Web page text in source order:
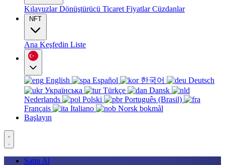
KılavuzlarDönüştürücü Ticaret FiyatlarCüzdanlar
NFT
Ana Keşfedin Liste
English Español 한국어
Deutsch
Українська
Türkçe
Dansk
Nederlands
Polski
Português (Brasil)
Français
Italiano
Norsk bokmål
Başlayın
Satın Al